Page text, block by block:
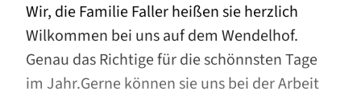
Wir, die Familie Faller heißen sie herzlich
Wilkommen bei uns auf dem Wendelhof.
Genau das Richtige für die schönnsten Tage
im Jahr.Gerne können sie uns bei der Arbeit